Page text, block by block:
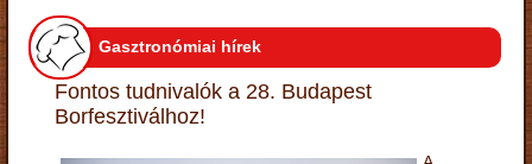
Gasztronómiai hírek
Fontos tudnivalók a 28. Budapest
Borfesztiválhoz!